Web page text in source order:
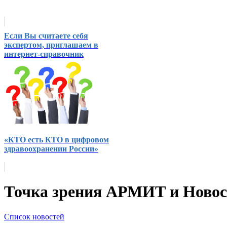
Если Вы считаете себя
экспертом, приглашаем в
интернет-справочник
«КТО есть КТО в цифровом
здравоохранении России»
Точка зрения АРМИТ и
Список новостей